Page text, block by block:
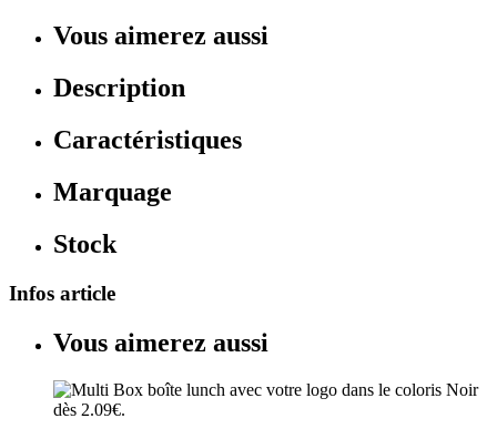
Vous aimerez aussi
Description
Caractéristiques
Marquage
Stock
Infos article
Vous aimerez aussi